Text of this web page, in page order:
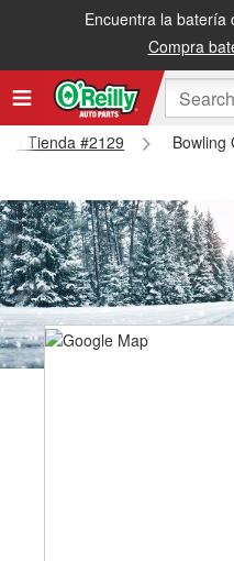
Encuentra la batería
Compra
Tienda #2129
Bowling